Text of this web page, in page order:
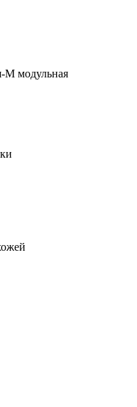
М модульная